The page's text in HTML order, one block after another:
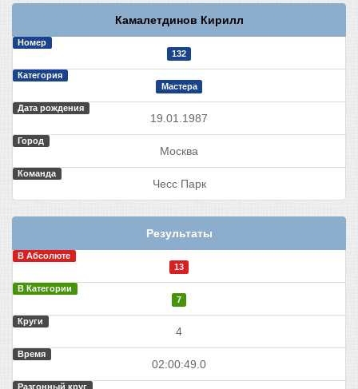
Камалетдинов Кирилл
Номер
132
Категория
Мастера
Дата рождения
19.01.1987
Город
Москва
Команда
Чесс Парк
Результаты
В Абсолюте
13
В Категории
7
Круги
4
Время
02:00:49.0
Разгонный круг